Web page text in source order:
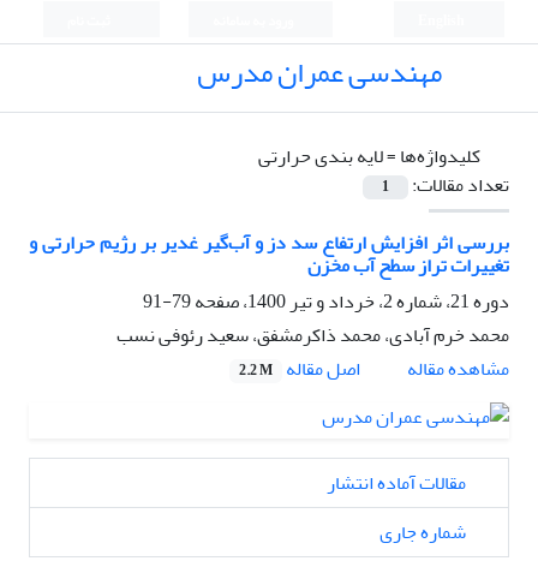
مهندسی عمران مدرس
کلیدواژه‌ها =لایه بندی حرارتی
تعداد مقالات:
1
بررسی اثر افزایش ارتفاع سد دز و آب‌گیر غدیر بر رژیم حرارتی و
تغییرات تراز سطح آب مخزن
دوره 21، شماره 2، خرداد و تیر 1400، صفحه
79-91
محمد خرم آبادی، محمد ذاکرمشفق، سعید رئوفی نسب
مشاهده مقاله
اصل مقاله 2.2 M
مقالات آماده انتشار
شماره جاری